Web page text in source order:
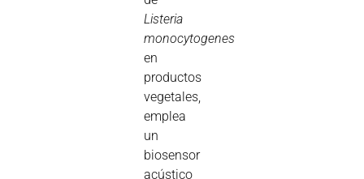
Listeria
monocytogenes
en
productos
vegetales,
emplea
un
biosensor
acústico